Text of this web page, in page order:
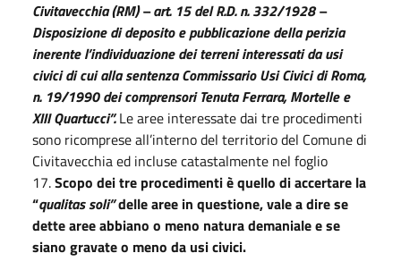
Civitavecchia (RM) – art. 15 del R.D. n. 332/1928 –
Disposizione di deposito e pubblicazione della perizia
inerente l’individuazione dei terreni interessati da usi
civici di cui alla sentenza Commissario Usi Civici di Roma,
n. 19/1990 dei comprensori Tenuta Ferrara, Mortelle e
XIII Quartucci”.Le aree interessate dai tre procedimenti
sono ricomprese all’interno del territorio del Comune di
Civitavecchia ed incluse catastalmente nel foglio
17.Scopo dei tre procedimenti è quello di accertare la
“qualitas soli”delle aree in questione, vale a dire se
dette aree abbiano o meno natura demaniale e se
siano gravate o meno da usi civici.